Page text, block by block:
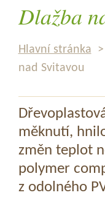
Dlažba
Hlavní stránka >
nad Svitavou
měknutí,
změn teplot
polymer
z odolného